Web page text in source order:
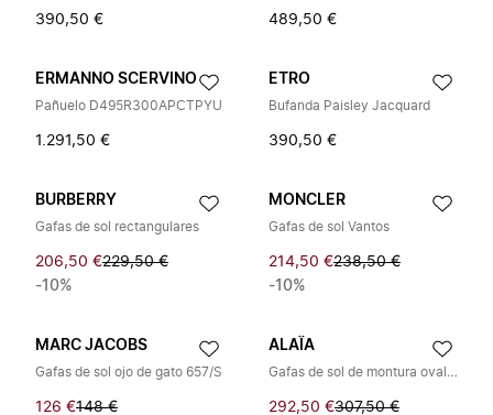
390,50 € 489,50 €
ERMANNO SCERVINO
Pañuelo D495R300APCTPYU
1.291,50 €
ETRO
Bufanda Paisley Jacquard
390,50 €
BURBERRY
Gafas de sol rectangulares
206,50 €229,50 €
-10%
MONCLER
Gafas de sol Vantos
214,50 €238,50 €
-10%
MARC JACOBS
Gafas de sol ojo de gato 657/S
126 €148 €
ALAÏA
Gafas de sol de montura ovalada
292,50 €307,50 €